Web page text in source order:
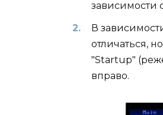
зависимости
В
отличаться,
"Startup"
вправо.